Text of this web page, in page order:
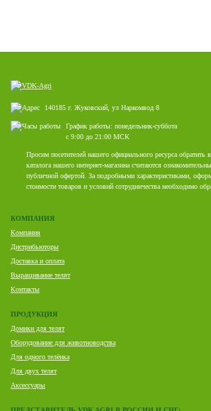
140185 г. Жуковский, ул Наркомвод 8
График работы: понедельник-суббота
с 9:00 до 21:00 МСК
Просим посетителей нашего официального ресурса обратить
каталога нашего интернет-магазина считаются
публичной офертой. За подробными характеристиками,
стоимости товаров и условий сотрудничества необходимо
КОМПАНИЯ
Компания
Дистрибьюторы
Доставка и оплата
Выращивание телят
Контакты
ПРОДУКЦИЯ
Домики для телят
Оборудование для животноводства
Для одного телёнка
Для двух телят
Аксессуары